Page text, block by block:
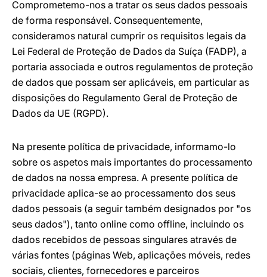
Comprometemo-nos a tratar os seus dados pessoais
de forma responsável. Consequentemente,
consideramos natural cumprir os requisitos legais da
Lei Federal de Proteção de Dados da Suíça (FADP), a
portaria associada e outros regulamentos de proteção
de dados que possam ser aplicáveis, em particular as
disposições do Regulamento Geral de Proteção de
Dados da UE (RGPD).
Na presente política de privacidade, informamo-lo
sobre os aspetos mais importantes do processamento
de dados na nossa empresa. A presente política de
privacidade aplica-se ao processamento dos seus
dados pessoais (a seguir também designados por "os
seus dados"), tanto online como offline, incluindo os
dados recebidos de pessoas singulares através de
várias fontes (páginas Web, aplicações móveis, redes
sociais, clientes, fornecedores e parceiros